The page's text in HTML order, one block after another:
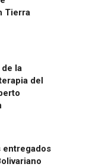
Tierra
la
del
entregados